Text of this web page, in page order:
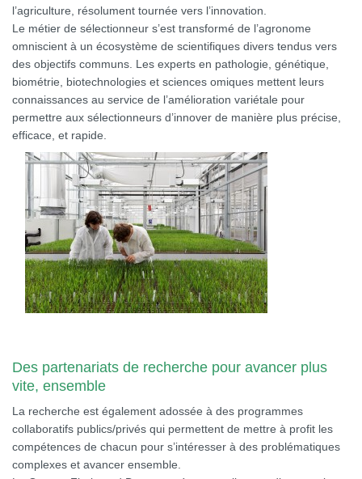
l’agriculture, résolument tournée vers l’innovation.
Le métier de sélectionneur s’est transformé de l’agronome
omniscient à un écosystème de scientifiques divers tendus vers
des objectifs communs. Les experts en pathologie, génétique,
biométrie, biotechnologies et sciences omiques mettent leurs
connaissances au service de l’amélioration variétale pour
permettre aux sélectionneurs d’innover de manière plus précise,
efficace, et rapide.
Des partenariats de recherche pour avancer plus
vite, ensemble
La recherche est également adossée à des programmes
collaboratifs publics/privés qui permettent de mettre à profit les
compétences de chacun pour s’intéresser à des problématiques
complexes et avancer ensemble.